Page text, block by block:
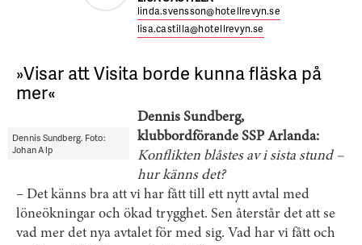
linda.svensson@hotellrevyn.se
lisa.castilla@hotellrevyn.se
»Visar att Visita borde kunna fläska på
mer«
Dennis Sundberg. Foto:
Johan Alp
Dennis Sundberg,
klubbordförande SSP Arlanda:
Konflikten blåstes av i sista stund –
hur känns det?
– Det känns bra att vi har fått till ett nytt avtal med
löneökningar och ökad trygghet. Sen återstår det att se
vad mer det nya avtalet för med sig. Vad har vi fått och